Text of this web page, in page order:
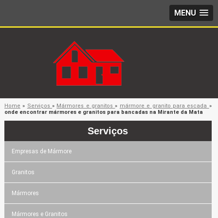
MENU
Home » Serviços» Mármores e granitos» mármore e granito para escada »
onde encontrar mármores e granitos para bancadas na Mirante da Mata
Serviços
Empresas de Mármore
Granitos
Mármores
Mármores e Granitos